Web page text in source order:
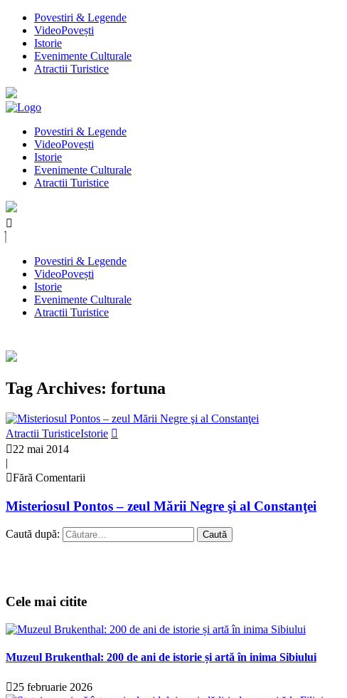
Povestiri & Legende
VideoPovești
Istorie
Evenimente Culturale
Atractii Turistice
Povestiri & Legende
VideoPovești
Istorie
Evenimente Culturale
Atractii Turistice
Povestiri & Legende
VideoPovești
Istorie
Evenimente Culturale
Atractii Turistice
Tag Archives: fortuna
Atractii TuristiceIstorie
22 mai 2014
|
Fără Comentarii
Misteriosul Pontos – zeul Mării Negre şi al Constanţei
Caută după:
Cele mai citite
Muzeul Brukenthal: 200 de ani de istorie și artă în inima Sibiului
25 februarie 2026